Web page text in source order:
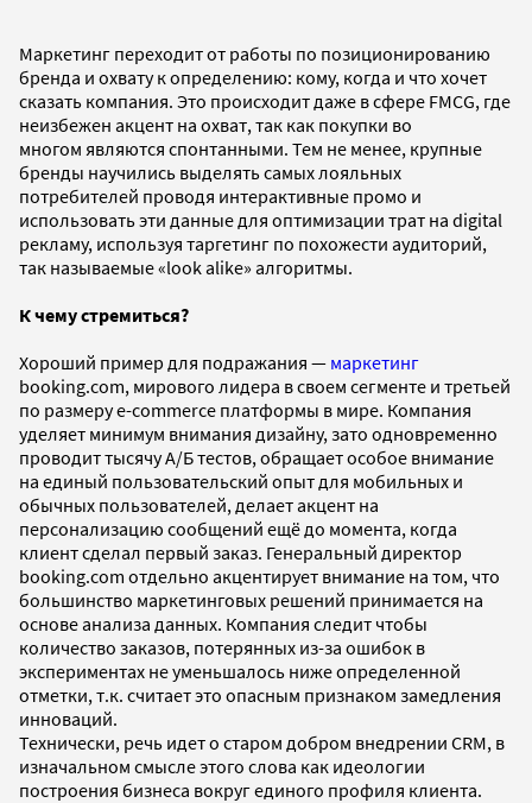
Маркетинг переходит от работы по позиционированию
бренда и охвату к определению: кому, когда и что хочет
сказать компания. Это происходит даже в сфере FMCG, где
неизбежен акцент на охват, так как покупки во
многом являются спонтанными. Тем не менее, крупные
бренды научились выделять самых лояльных
потребителей проводя интерактивные промо и
использовать эти данные для оптимизации трат на digital
рекламу, используя таргетинг по похожести аудиторий,
так называемые «look alike» алгоритмы.
К чему стремиться?
Хороший пример для подражания — маркетинг
booking.com, мирового лидера в своем сегменте и третьей
по размеру e-commerce платформы в мире. Компания
уделяет минимум внимания дизайну, зато одновременно
проводит тысячу А/Б тестов, обращает особое внимание
на единый пользовательский опыт для мобильных и
обычных пользователей, делает акцент на
персонализацию сообщений ещё до момента, когда
клиент сделал первый заказ. Генеральный директор
booking.com отдельно акцентирует внимание на том, что
большинство маркетинговых решений принимается на
основе анализа данных. Компания следит чтобы
количество заказов, потерянных из-за ошибок в
экспериментах не уменьшалось ниже определенной
отметки, т.к. считает это опасным признаком замедления
инноваций.
Технически, речь идет о старом добром внедрении CRM, в
изначальном смысле этого слова как идеологии
построения бизнеса вокруг единого профиля клиента.